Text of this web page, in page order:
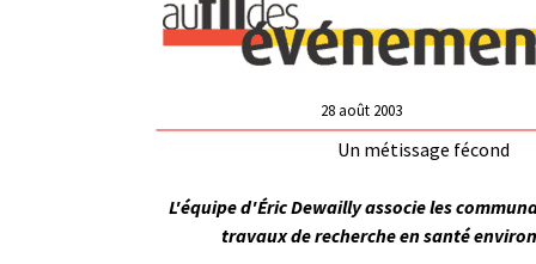
28 août 2003
Un métissage fécond
L'équipe d'Éric Dewailly associe les
travaux de recherche en santé